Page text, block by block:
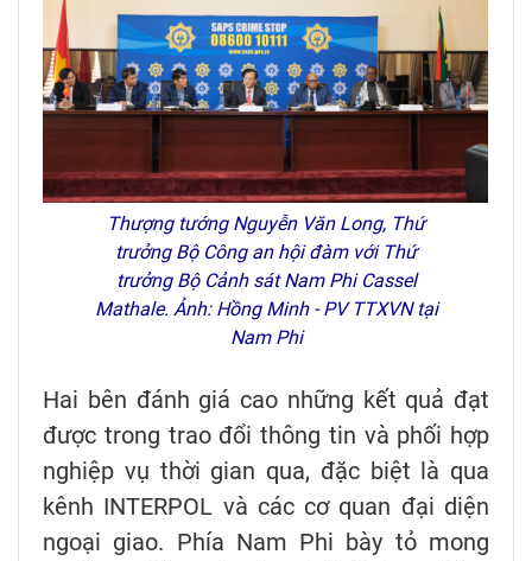
Thượng tướng Nguyễn Văn Long, Thứ
trưởng Bộ Công an hội đàm với Thứ
trưởng Bộ Cảnh sát Nam Phi Cassel
Mathale. Ảnh: Hồng Minh - PV TTXVN tại
Nam Phi
Hai bên đánh giá cao những kết quả đạt
được trong trao đổi thông tin và phối hợp
nghiệp vụ thời gian qua, đặc biệt là qua
kênh INTERPOL và các cơ quan đại diện
ngoại giao. Phía Nam Phi bày tỏ mong